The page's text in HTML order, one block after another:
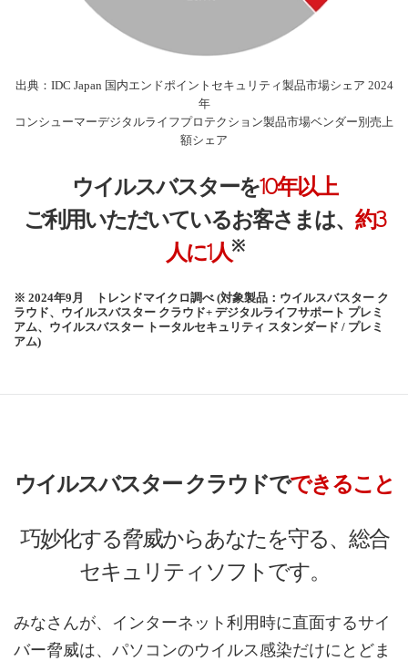
出典：IDC Japan 国内エンドポイントセキュリティ製品市場シェア 2024
年
コンシューマーデジタルライフプロテクション製品市場ベンダー別売上
額シェア
ウイルスバスターを10年以上
ご利用いただいているお客さまは、 約3
人に1人※
※ 2024年9月 トレンドマイクロ調べ (対象製品：ウイルスバスター ク
ラウド、ウイルスバスター クラウド+ デジタルライフサポート プレミ
アム、ウイルスバスター トータルセキュリティ スタンダード / プレミ
アム)
ウイルスバスター クラウドでできること
巧妙化する脅威からあなたを守る、総合
セキュリティソフトです。
みなさんが、インターネット利用時に直面するサイ
バー脅威は、パソコンのウイルス感染だけにとどま